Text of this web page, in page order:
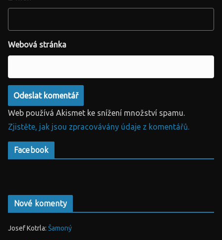
Webová stránka
Web používá Akismet ke snížení množství spamu.
Zjistěte, jak jsou zpracovávány údaje z komentářů.
Facebook
Nové komenty
Josef Kotrla: Šamoný